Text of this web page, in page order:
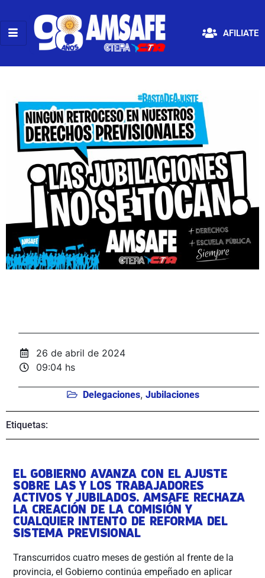
AFILIATE
26 de abril de 2024
09:04 hs
Delegaciones, Jubilaciones
Etiquetas:
EL GOBIERNO AVANZA CON EL AJUSTE
SOBRE LAS Y LOS TRABAJADORES
ACTIVOS Y JUBILADOS. AMSAFE RECHAZA
LA CREACIÓN DE LA COMISIÓN Y
CUALQUIER INTENTO DE REFORMA DEL
SISTEMA PREVISIONAL
Transcurridos cuatro meses de gestión al frente de la
provincia, el Gobierno continúa empeñado en aplicar